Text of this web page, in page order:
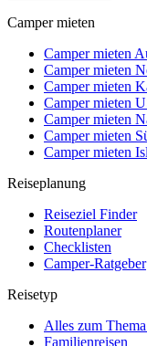
Camper mieten
Camper mieten
Camper mieten
Camper mieten
Camper mieten
Camper mieten
Camper mieten
Camper mieten
Reiseplanung
Reiseziel Finder
Routenplaner
Checklisten
Camper-Ratgeber
Reisetyp
Alles zum
Familienreisen